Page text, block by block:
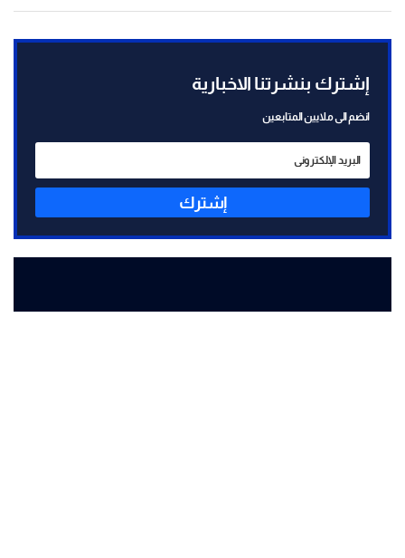
إشترك بنشرتنا الاخبارية
انضم الى ملايين المتابعين
إشترك